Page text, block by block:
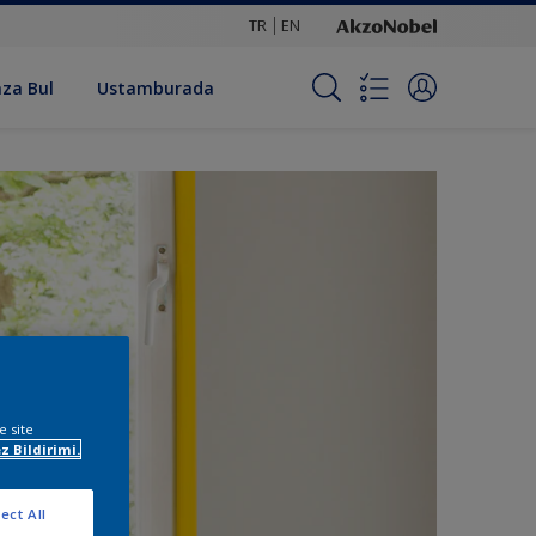
TR EN
Bul Ustamburada
site
Bildirimi.
All